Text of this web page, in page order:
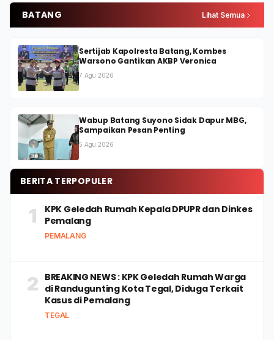
BATANG Lihat Semua
Sertijab Kapolresta Batang, Kombes
Warsono Gantikan AKBP Veronica
7 Agu 2026
Wabup Batang Suyono Sidak Dapur MBG,
Sampaikan Pesan Penting
5 Agu 2026
BERITA TERPOPULER
1
KPK Geledah Rumah Kepala DPUPR dan Dinkes
Pemalang
PEMALANG
2 BREAKING NEWS : KPK Geledah Rumah Warga
di Randugunting Kota Tegal, Diduga Terkait
Kasus di Pemalang
TEGAL